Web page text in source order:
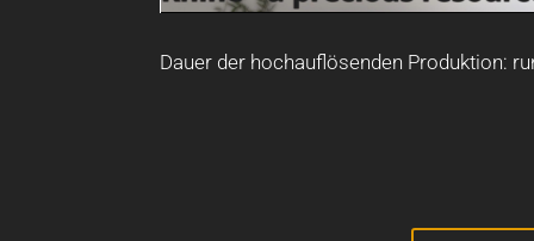
Dauer der hochauflösenden Produktion: